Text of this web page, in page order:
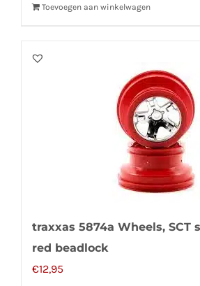
Toevoegen aan winkelwagen
traxxas 5874a Wheels, SCT
red beadlock
€12,95